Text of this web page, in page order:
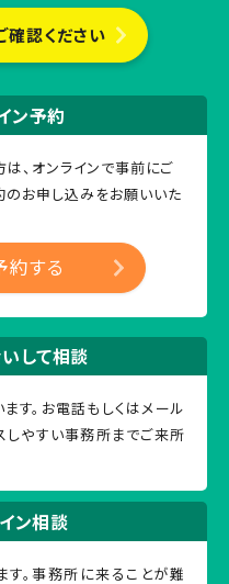
認ください
ン予約
、オンラインで事前にご
のお申し込みをお願いいた
約する
して相談
す。お電話もしくはメール
しやすい事務所までご来所
ン相談
。事務所に来ることが難